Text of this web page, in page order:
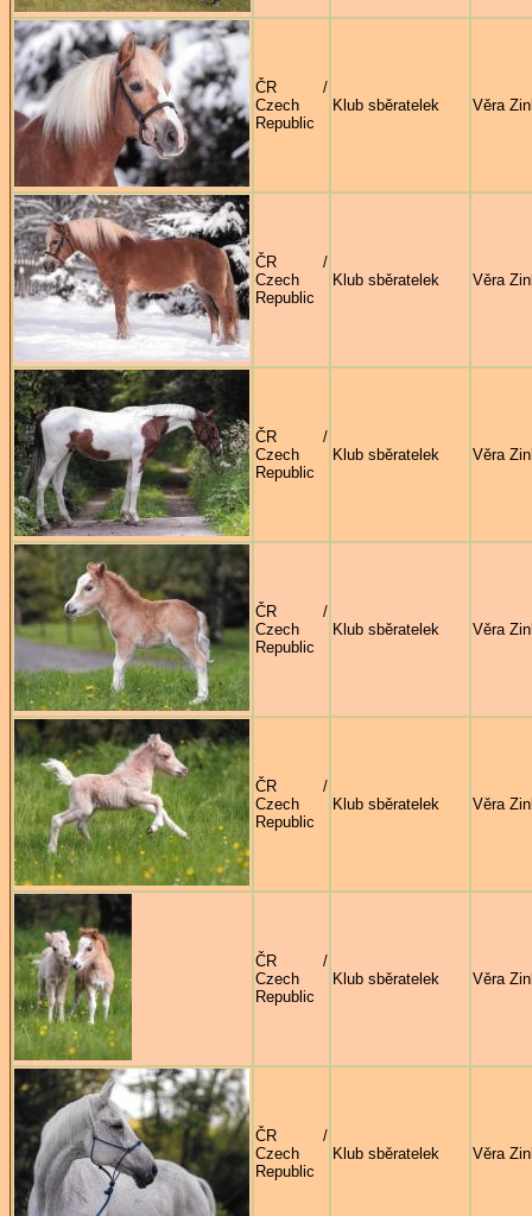
ČR /
Czech
Republic
Klub sběratelek Věra
ČR /
Czech
Republic
Klub sběratelek Věra
ČR /
Czech
Republic
Klub sběratelek Věra
ČR /
Czech
Republic
Klub sběratelek Věra
ČR /
Czech
Republic
Klub sběratelek Věra
ČR /
Czech
Republic
Klub sběratelek Věra
ČR /
Czech
Republic
Klub sběratelek Věra